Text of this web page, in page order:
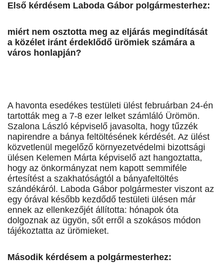
Első kérdésem Laboda Gábor polgármesterhez:
miért nem osztotta meg az eljárás megindítását
a közélet iránt érdeklődő ürömiek számára a
város honlapján?
A havonta esedékes testületi ülést februárban 24-én
tartották meg a 7-8 ezer lelket számláló Ürömön.
Szalona László képviselő javasolta, hogy tűzzék
napirendre a bánya feltöltésének kérdését. Az ülést
közvetlenül megelőző környezetvédelmi bizottsági
ülésen Kelemen Márta képviselő azt hangoztatta,
hogy az önkormányzat nem kapott semmiféle
értesítést a szakhatóságtól a bányafeltöltés
szándékáról. Laboda Gábor polgármester viszont az
egy órával később kezdődő testületi ülésen már
ennek az ellenkezőjét állította: hónapok óta
dolgoznak az ügyön, sőt erről a szokásos módon
tájékoztatta az ürömieket.
Második kérdésem a polgármesterhez: